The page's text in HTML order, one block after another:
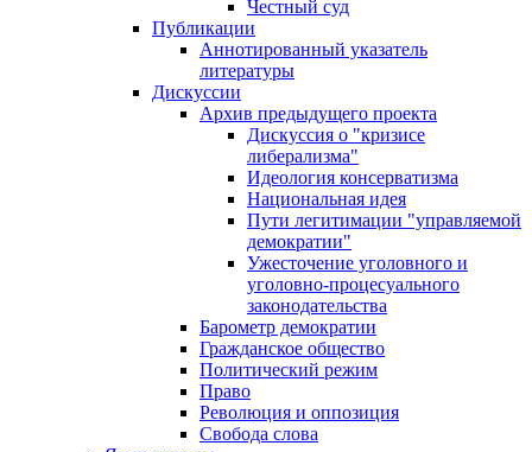
Честный суд
Публикации
Аннотированный указатель
литературы
Дискуссии
Архив предыдущего проекта
Дискуссия о "кризисе
либерализма"
Идеология консерватизма
Национальная идея
Пути легитимации "управляемой
демократии"
Ужесточение уголовного и
уголовно-процесуального
законодательства
Барометр демократии
Гражданское общество
Политический режим
Право
Революция и оппозиция
Свобода слова